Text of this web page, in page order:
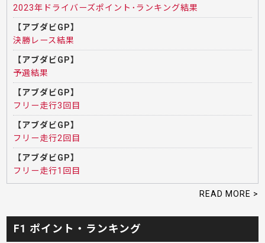
2023年ドライバーズポイント･ランキング結果
【アブダビGP】
決勝レース結果
【アブダビGP】
予選結果
【アブダビGP】
フリー走行3回目
【アブダビGP】
フリー走行2回目
【アブダビGP】
フリー走行1回目
READ MORE >
F1 ポイント・ランキング